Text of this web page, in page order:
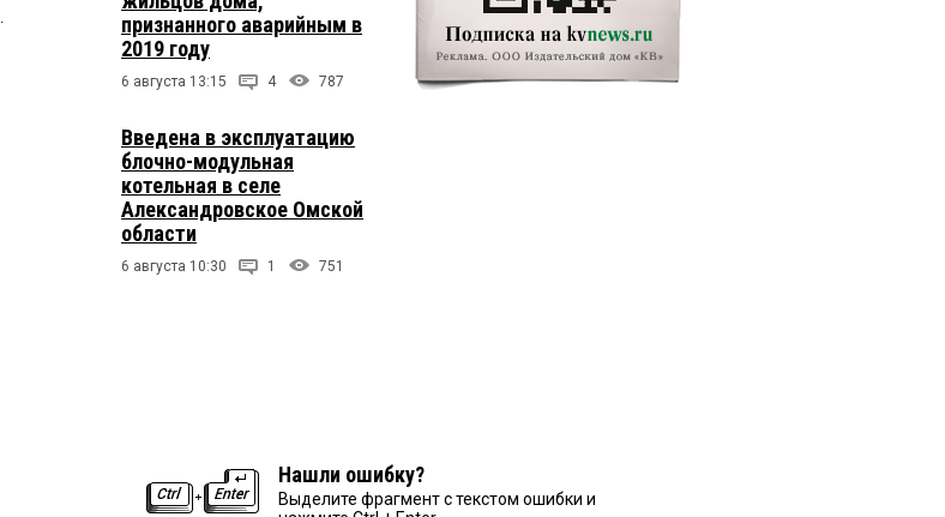
признанного аварийным в
2019 году
6 августа 13:15 4 787
Введена в эксплуатацию
блочно-модульная
котельная в селе
Александровское Омской
области
6 августа 10:30 1 751
Нашли ошибку?
Выделите фрагмент с текстом ошибки и